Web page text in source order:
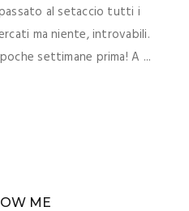
al setaccio tutti i
ma niente, introvabili.
settimane prima! A ...
ME